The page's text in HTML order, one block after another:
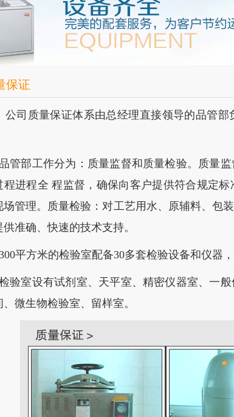
保证
公司质量保证体系由总经理直接领导的品管
品管部工作分为：质量监督和质量检验。质量
程进程全 程监督，确保向客户提供符合规定
场管理。质量检验：对工艺用水、原辅料、包
供准确、快速的技术支持。
平方米的检验室配备30多套检验设备和仪器
验室设有试剂室、天平室、精密仪器室、一
、微生物检验室、留样室。